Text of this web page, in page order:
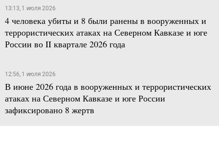
13:13, 1 июля 2026
4 человека убиты и 8 были ранены в вооруженных и
террористических атаках на Северном Кавказе и юге
России во II квартале 2026 года
12:56, 1 июля 2026
В июне 2026 года в вооруженных и террористических
атаках на Северном Кавказе и юге России
зафиксировано 8 жертв